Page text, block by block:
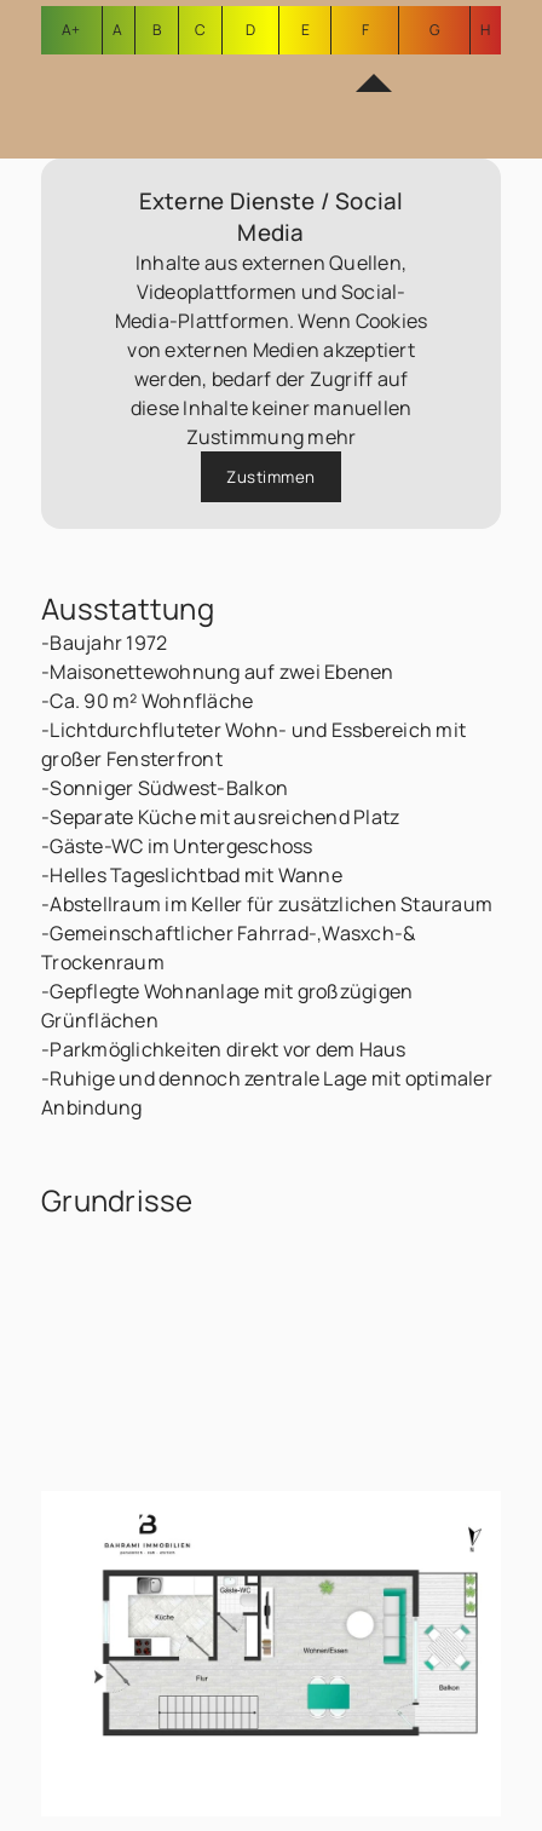
A+ A B C D E F G H
Externe Dienste / Social
Media
Inhalte aus externen Quellen,
Videoplattformen und Social-
Media-Plattformen. Wenn Cookies
von externen Medien akzeptiert
werden, bedarf der Zugriff auf
diese Inhalte keiner manuellen
Zustimmung mehr
Zustimmen
Ausstattung
-Baujahr 1972
-Maisonettewohnung auf zwei Ebenen
-Ca. 90 m² Wohnfläche
-Lichtdurchfluteter Wohn- und Essbereich mit
großer Fensterfront
-Sonniger Südwest-Balkon
-Separate Küche mit ausreichend Platz
-Gäste-WC im Untergeschoss
-Helles Tageslichtbad mit Wanne
-Abstellraum im Keller für zusätzlichen Stauraum
-Gemeinschaftlicher Fahrrad-,Wasxch-&
Trockenraum
-Gepflegte Wohnanlage mit großzügigen
Grünflächen
-Parkmöglichkeiten direkt vor dem Haus
-Ruhige und dennoch zentrale Lage mit optimaler
Anbindung
Grundrisse